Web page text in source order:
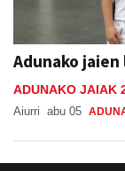
Adunako
ADUNAKO JAIAK
Aiurri abu 05